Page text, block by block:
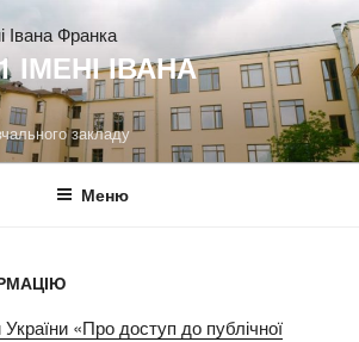
ІМЕНІ ІВАНА
закладу
Меню
«Про доступ до публічної